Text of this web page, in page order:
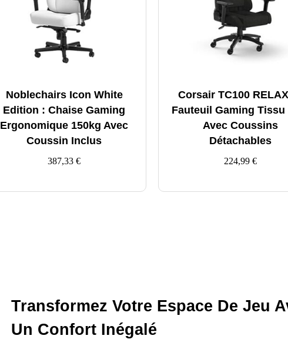
Noblechairs Icon White
Edition : Chaise Gaming
Ergonomique 150kg Avec
Coussin Inclus
387,33 €
Corsair TC100
Fauteuil Gaming Tissu
Avec Coussins
Détachables
224,99 €
Transformez Votre Espace De Jeu
Un Confort Inégalé